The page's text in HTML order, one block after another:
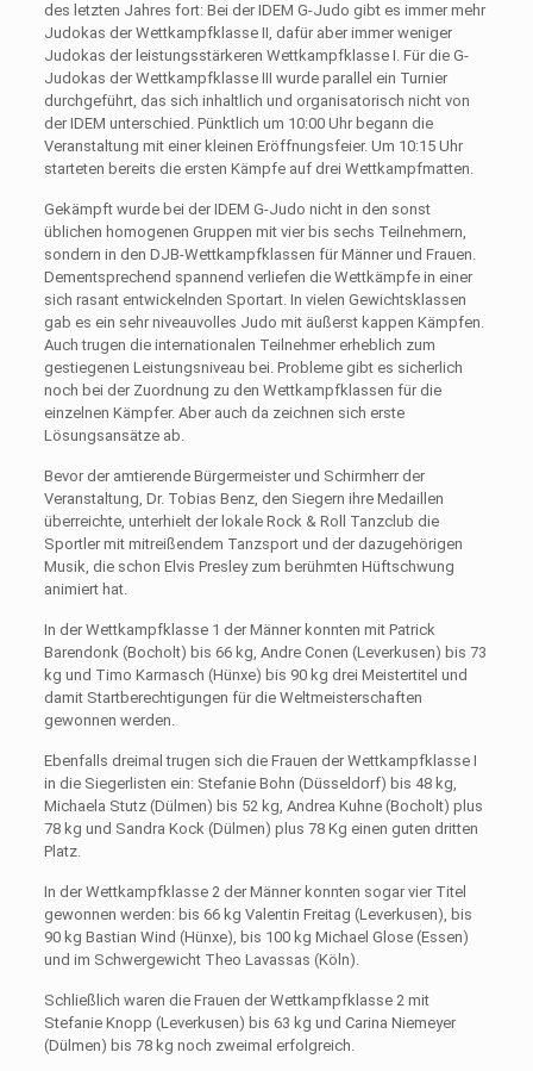
des letzten Jahres fort: Bei der IDEM G-Judo gibt es immer mehr
Judokas der Wettkampfklasse II, dafür aber immer weniger
Judokas der leistungsstärkeren Wettkampfklasse I. Für die G-
Judokas der Wettkampfklasse III wurde parallel ein Turnier
durchgeführt, das sich inhaltlich und organisatorisch nicht von
der IDEM unterschied. Pünktlich um 10:00 Uhr begann die
Veranstaltung mit einer kleinen Eröffnungsfeier. Um 10:15 Uhr
starteten bereits die ersten Kämpfe auf drei Wettkampfmatten.
Gekämpft wurde bei der IDEM G-Judo nicht in den sonst
üblichen homogenen Gruppen mit vier bis sechs Teilnehmern,
sondern in den DJB-Wettkampfklassen für Männer und Frauen.
Dementsprechend spannend verliefen die Wettkämpfe in einer
sich rasant entwickelnden Sportart. In vielen Gewichtsklassen
gab es ein sehr niveauvolles Judo mit äußerst kappen Kämpfen.
Auch trugen die internationalen Teilnehmer erheblich zum
gestiegenen Leistungsniveau bei. Probleme gibt es sicherlich
noch bei der Zuordnung zu den Wettkampfklassen für die
einzelnen Kämpfer. Aber auch da zeichnen sich erste
Lösungsansätze ab.
Bevor der amtierende Bürgermeister und Schirmherr der
Veranstaltung, Dr. Tobias Benz, den Siegern ihre Medaillen
überreichte, unterhielt der lokale Rock & Roll Tanzclub die
Sportler mit mitreißendem Tanzsport und der dazugehörigen
Musik, die schon Elvis Presley zum berühmten Hüftschwung
animiert hat.
In der Wettkampfklasse 1 der Männer konnten mit Patrick
Barendonk (Bocholt) bis 66 kg, Andre Conen (Leverkusen) bis 73
kg und Timo Karmasch (Hünxe) bis 90 kg drei Meistertitel und
damit Startberechtigungen für die Weltmeisterschaften
gewonnen werden.
Ebenfalls dreimal trugen sich die Frauen der Wettkampfklasse I
in die Siegerlisten ein: Stefanie Bohn (Düsseldorf) bis 48 kg,
Michaela Stutz (Dülmen) bis 52 kg, Andrea Kuhne (Bocholt) plus
78 kg und Sandra Kock (Dülmen) plus 78 Kg einen guten dritten
Platz.
In der Wettkampfklasse 2 der Männer konnten sogar vier Titel
gewonnen werden: bis 66 kg Valentin Freitag (Leverkusen), bis
90 kg Bastian Wind (Hünxe), bis 100 kg Michael Glose (Essen)
und im Schwergewicht Theo Lavassas (Köln).
Schließlich waren die Frauen der Wettkampfklasse 2 mit
Stefanie Knopp (Leverkusen) bis 63 kg und Carina Niemeyer
(Dülmen) bis 78 kg noch zweimal erfolgreich.